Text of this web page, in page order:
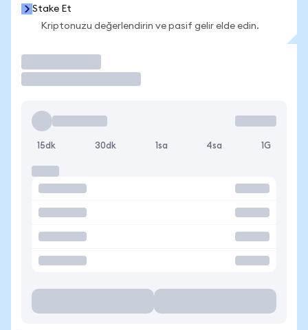
Stake Et
Kriptonuzu değerlendirin ve pasif gelir elde edin.
15dk 30dk 1sa 4sa 1G